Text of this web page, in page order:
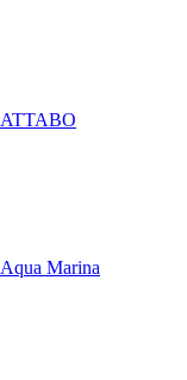
ATTABO
Aqua Marina